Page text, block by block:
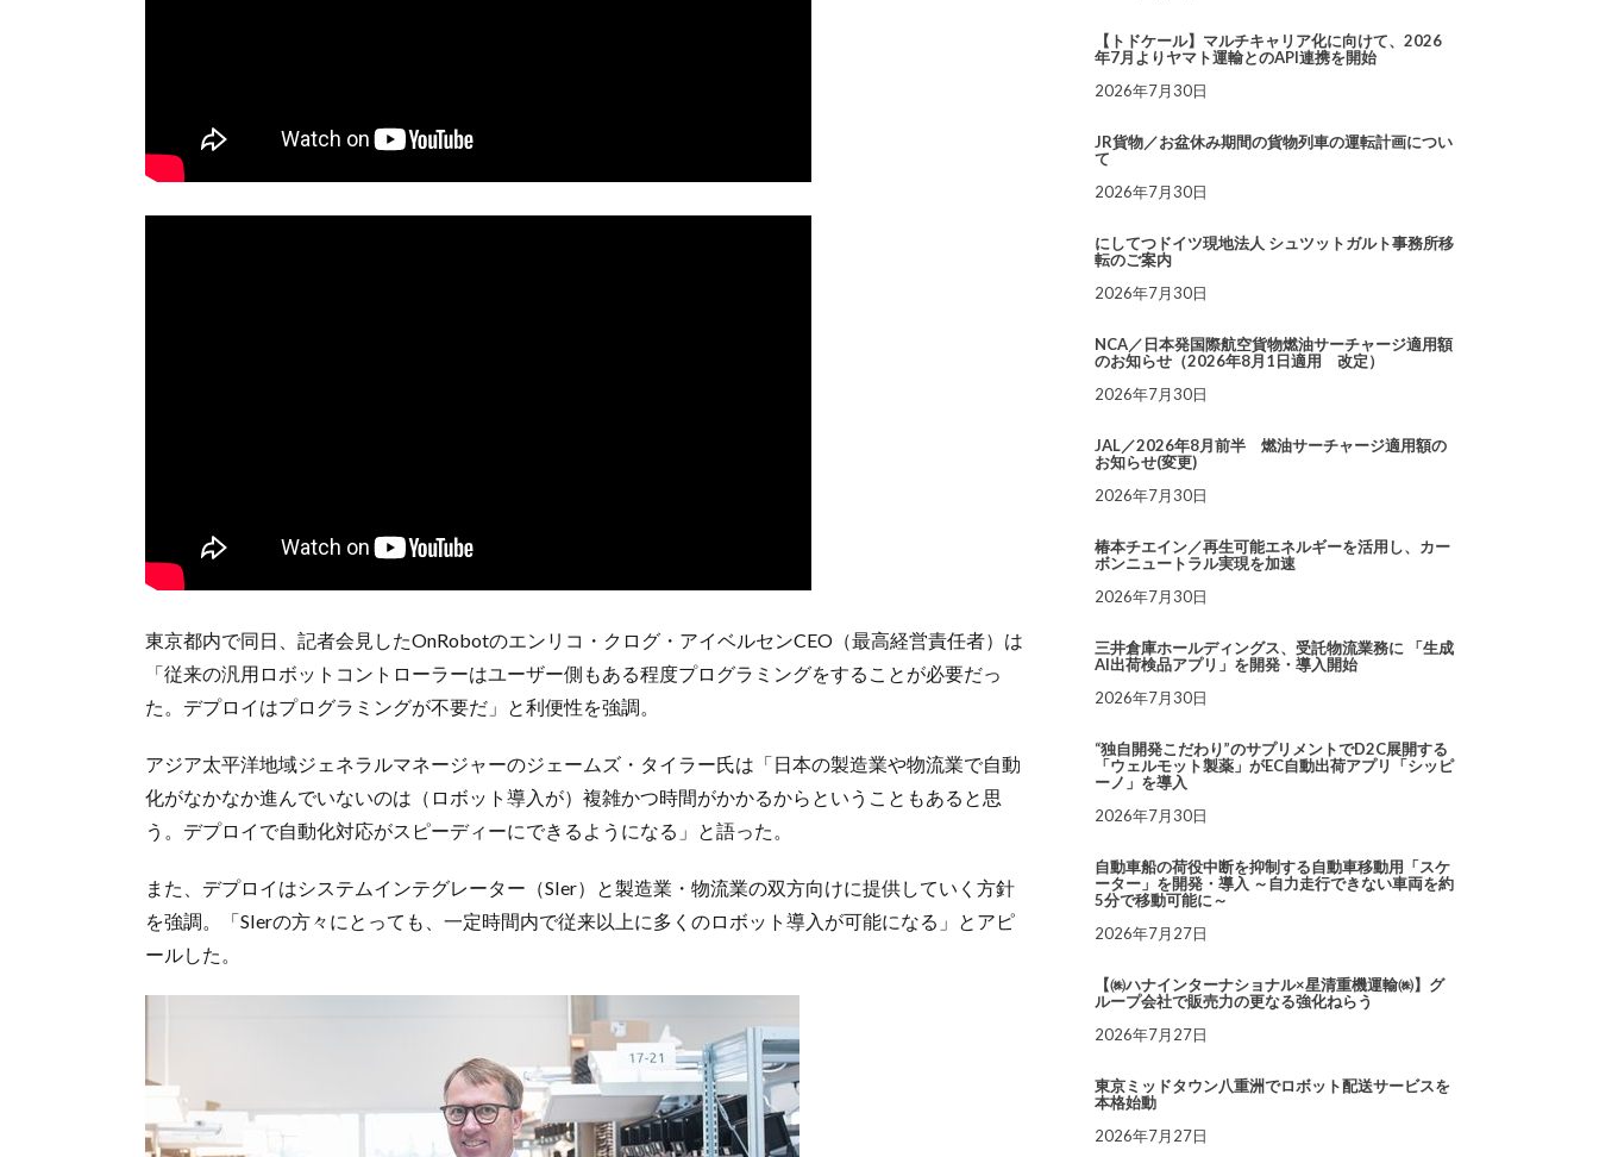
東京都内で同日、記者会見したOnRobotのエンリコ・クログ・アイベルセンCEO（最高経営責任者）は
「従来の汎用ロボットコントローラーはユーザー側もある程度プログラミングをすることが必要だっ
た。デプロイはプログラミングが不要だ」と利便性を強調。
アジア太平洋地域ジェネラルマネージャーのジェームズ・タイラー氏は「日本の製造業や物流業で自動
化がなかなか進んでいないのは（ロボット導入が）複雑かつ時間がかかるからということもあると思
う。デプロイで自動化対応がスピーディーにできるようになる」と語った。
また、デプロイはシステムインテグレーター（SIer）と製造業・物流業の双方向けに提供していく方針
を強調。「SIerの方々にとっても、一定時間内で従来以上に多くのロボット導入が可能になる」とアピ
ールした。
【トドケール】マルチキャリア化に向けて、2026
年7月よりヤマト運輸とのAPI連携を開始
2026年7月30日
JR貨物／お盆休み期間の貨物列車の運転計画につい
て
2026年7月30日
にしてつドイツ現地法人 シュツットガルト事務所移
転のご案内
2026年7月30日
NCA／日本発国際航空貨物燃油サーチャージ適用額
のお知らせ（2026年8月1日適用 改定）
2026年7月30日
JAL／2026年8月前半 燃油サーチャージ適用額の
お知らせ(変更)
2026年7月30日
椿本チエイン／再生可能エネルギーを活用し、カー
ボンニュートラル実現を加速
2026年7月30日
三井倉庫ホールディングス、受託物流業務に 「生成
AI出荷検品アプリ」を開発・導入開始
2026年7月30日
“独自開発こだわり”のサプリメントでD2C展開する
「ウェルモット製薬」がEC自動出荷アプリ「シッピ
ーノ」を導入
2026年7月30日
自動車船の荷役中断を抑制する自動車移動用「スケ
ーター」を開発・導入 ～自力走行できない車両を約
5分で移動可能に～
2026年7月27日
【㈱ハナインターナショナル×星清重機運輸㈱】グ
ループ会社で販売力の更なる強化ねらう
2026年7月27日
東京ミッドタウン八重洲でロボット配送サービスを
本格始動
2026年7月27日